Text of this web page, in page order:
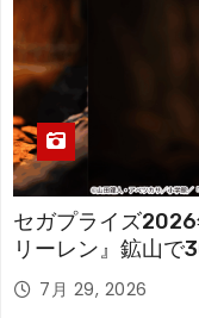
セガプライズ
リーレン』鉱山で
「フリーレン」を
7月 29, 2026